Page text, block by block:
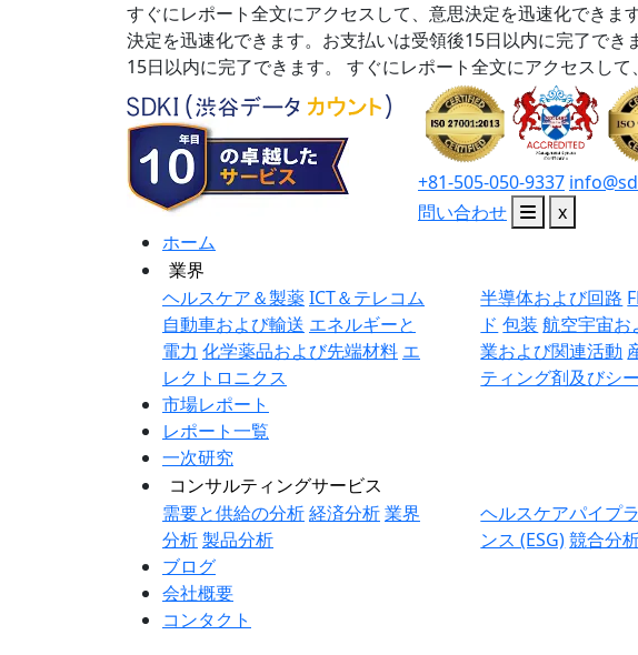
すぐにレポート全文にアクセスして、意思決定を迅速化でき
決定を迅速化できます。お支払いは受領後15日以内に完了できま
15日以内に完了できます。
すぐにレポート全文にアクセスし
+81-505-050-9337
問い合わせ
x
ホーム
業界
ヘルスケア＆製薬ICT＆テレコム
自動車および輸送 エネルギーと
電力 化学薬品および先端材料 エ
レクトロニクス
半導体および回路
ド 包装 航空宇宙お
業および関連活動
ティング剤及びシ
市場レポート
レポート一覧
一次研究
コンサルティングサービス
需要と供給の分析経済分析業界
分析製品分析
ヘルスケアパイプ
ンス (ESG)競合分
ブログ
会社概要
コンタクト